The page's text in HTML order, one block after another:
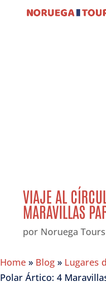
VIAJE AL
MARAVILLAS
por Noruega
Home » Blog » Lugares
Polar Ártico: 4